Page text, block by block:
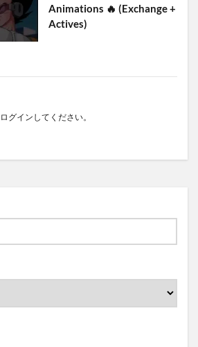
Animations 🔥 (Exchange +
Actives)
ログイン してください。